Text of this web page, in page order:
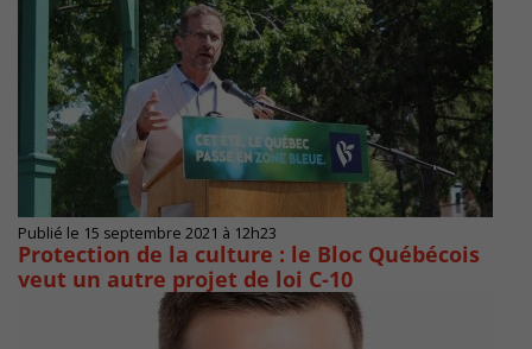
Publié le 15 septembre 2021 à 12h23
Protection de la culture : le Bloc Québécois
veut un autre projet de loi C-10